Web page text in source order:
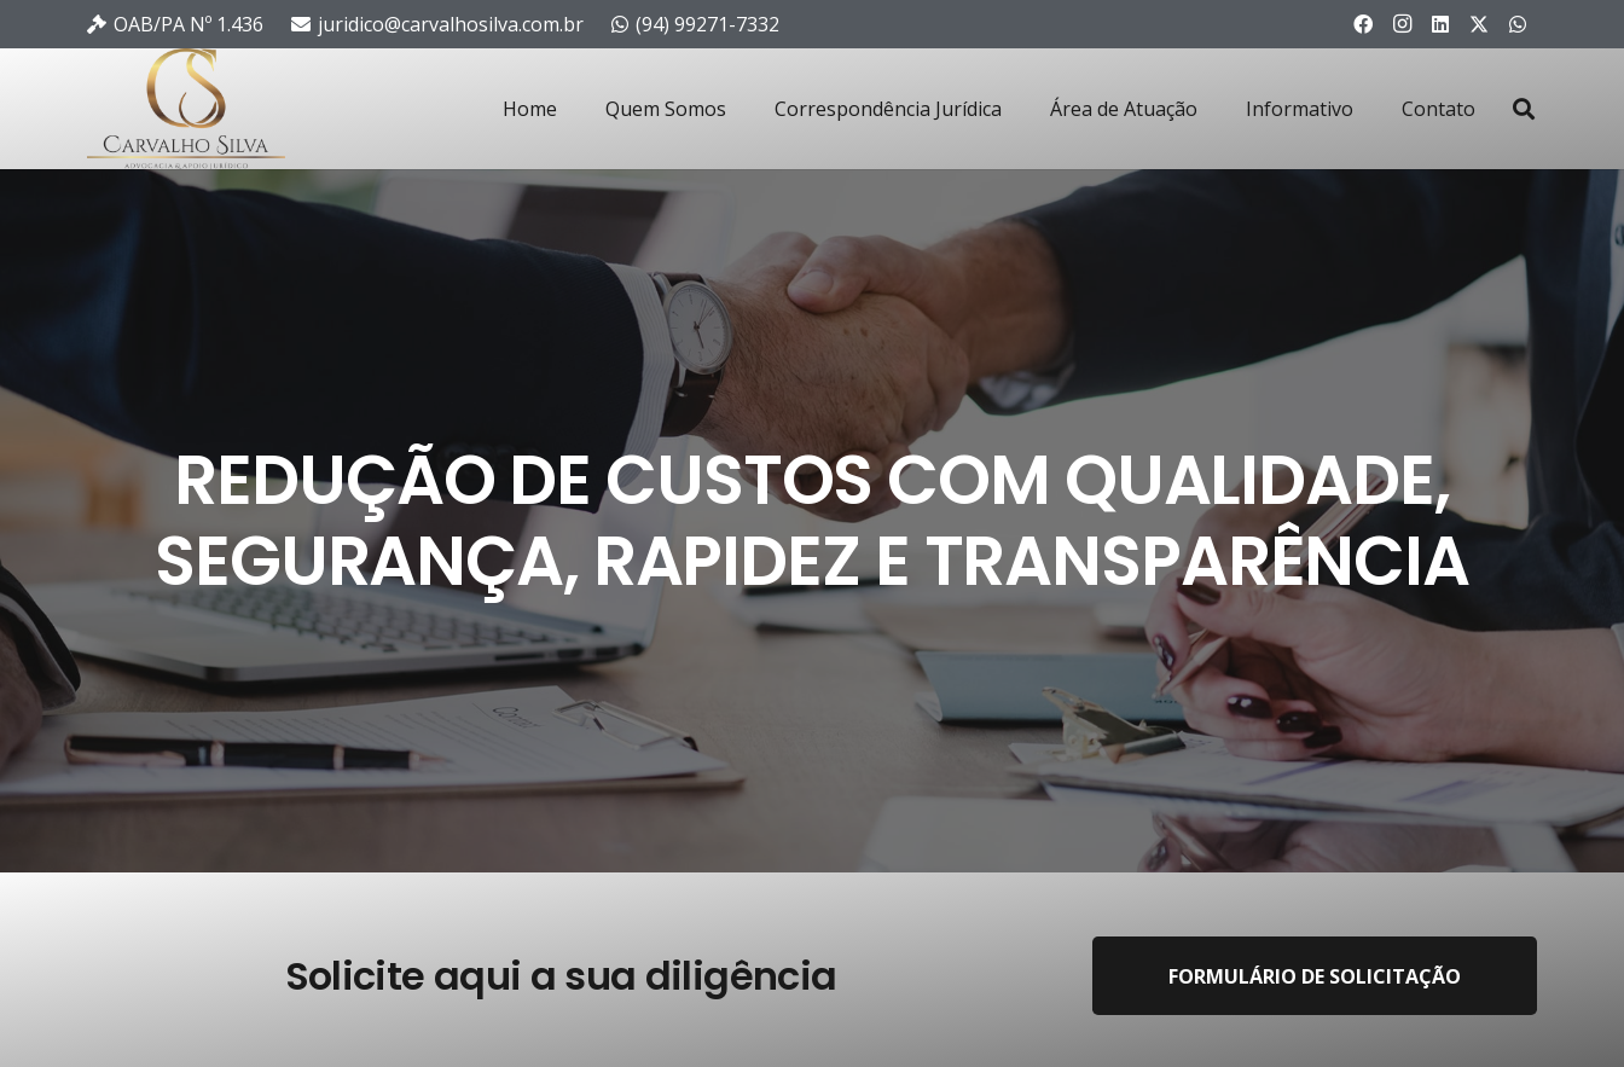
OAB/PA Nº 1.436 juridico@carvalhosilva.com.br (94) 99271-7332
Home Quem Somos Correspondência Jurídica Área de Atuação Informativo Contato
REDUÇÃO DE CUSTOS COM QUALIDADE,
SEGURANÇA, RAPIDEZ E TRANSPARÊNCIA
Solicite aqui a sua diligência FORMULÁRIO DE SOLICITAÇÃO